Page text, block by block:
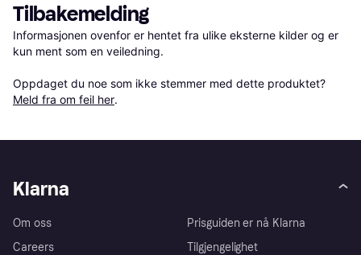
Tilbakemelding
Informasjonen ovenfor er hentet fra ulike eksterne kilder og er
kun ment som en veiledning.
Oppdaget du noe som ikke stemmer med dette produktet?
Meld fra om feil her.
Klarna
Om oss
Careers
Prisguiden er nå Klarna
Tilgjengelighet